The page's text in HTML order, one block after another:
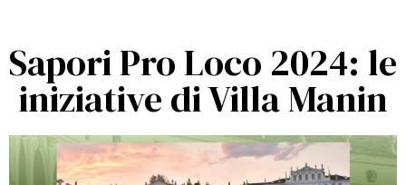
Sapori Pro Loco 2024: le
iniziative di Villa Manin